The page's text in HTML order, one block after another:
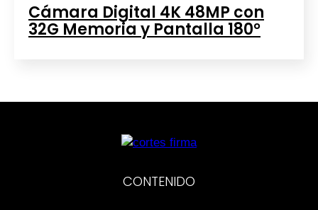
Cámara Digital 4K 48MP con
32G Memoria y Pantalla 180°
CONTENIDO